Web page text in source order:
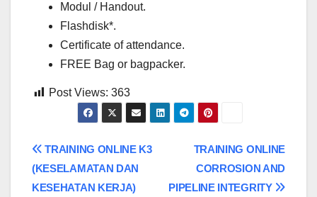
Modul / Handout.
Flashdisk*.
Certificate of attendance.
FREE Bag or bagpacker.
Post Views: 363
Post
navigation
TRAINING ONLINE
CORROSION AND
PIPELINE INTEGRITY
TRAINING ONLINE K3
(KESELAMATAN DAN
KESEHATAN KERJA)